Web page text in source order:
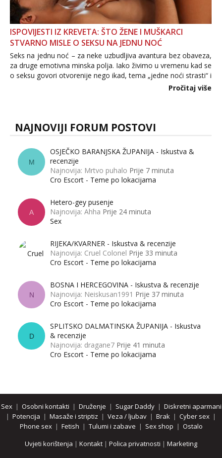
ISPOVIJESTI IZ KREVETA: ŠTO ŽENE I MUŠKARCI
STVARNO MISLE O SEKSU NA JEDNU NOĆ
Seks na jednu noć – za neke uzbudljiva avantura bez obaveza,
za druge emotivna minska polja. Iako živimo u vremenu kad se
o seksu govori otvorenije nego ikad, tema „jedne noći strasti“ i
dalje izaziva burne rasprave. Što zapravo misle žene, a što
Pročitaj više
NAJNOVIJI FORUM POSTOVI
M
OSJEČKO BARANJSKA ŽUPANIJA - Iskustva &
recenzije
Najnovija: Mrtvo puhalo Prije 7 minuta
Cro Escort - Teme po lokacijama
A
Hetero-gey pusenje
Najnovija: Ahha Prije 24 minuta
Sex
RIJEKA/KVARNER - Iskustva & recenzije
Najnovija: Cruel Colonel Prije 33 minuta
Cro Escort - Teme po lokacijama
N
BOSNA I HERCEGOVINA - Iskustva & recenzije
Najnovija: Neiskusan1991 Prije 37 minuta
Cro Escort - Teme po lokacijama
D
SPLITSKO DALMATINSKA ŽUPANIJA - Iskustva
& recenzije
Najnovija: dragane7 Prije 41 minuta
Cro Escort - Teme po lokacijama
Sex| Osobni kontakti | Druženje | Sugar Daddy| Diskretni aparmani
| Potencija | Masaže i striptiz | Veza / ljubav | Brak | Cyber sex |
Phone sex| Fetish | Tulumi i zabave | Sex shop | Ostalo
Uvjeti korištenja | Kontakt | Polica privatnosti | Marketing